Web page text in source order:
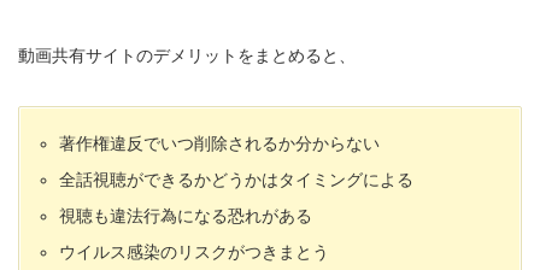
動画共有サイトのデメリットをまとめると、
著作権違反でいつ削除されるか分からない
全話視聴ができるかどうかはタイミングによる
視聴も違法行為になる恐れがある
ウイルス感染のリスクがつきまとう